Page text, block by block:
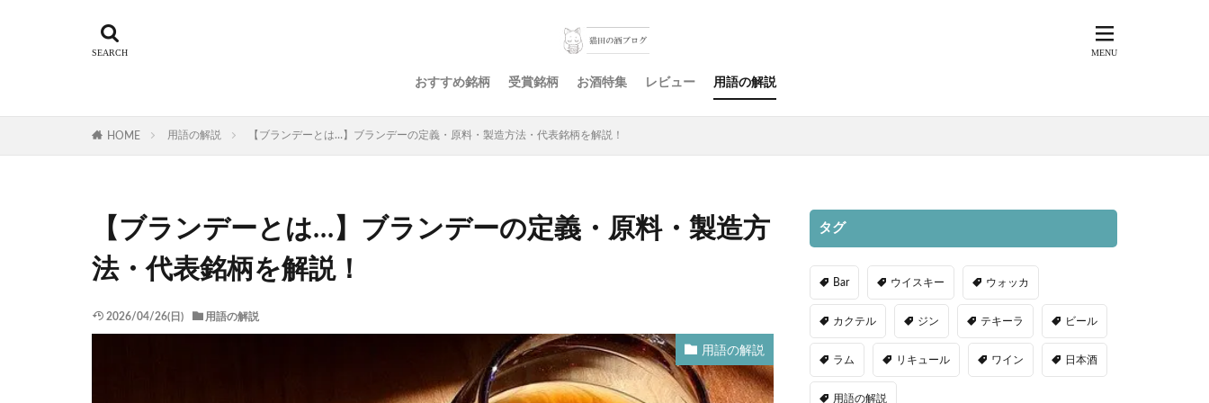
おすすめ銘柄 受賞銘柄 お酒特集 レビュー 用語の解説
HOME 用語の解説 【ブランデーとは…】ブランデーの定義・原料・製造方法・代表銘柄を解説！
【ブランデーとは…】ブランデーの定義・原料・製造方
法・代表銘柄を解説！
2026/04/26(日) 用語の解説
用語の解説
タグ
Bar ウイスキー ウォッカ
カクテル ジン テキーラ ビール
ラム リキュール ワイン 日本酒
用語の解説